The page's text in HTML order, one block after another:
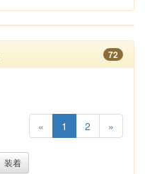
72
« 1 2 »
装着